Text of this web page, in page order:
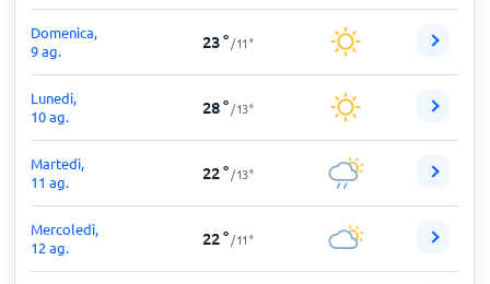
Domenica,
9 ag.
23° /11°
Lunedi,
10 ag.
28° /13°
Martedì,
11 ag.
22° /13°
Mercoledì,
12 ag.
22° /11°